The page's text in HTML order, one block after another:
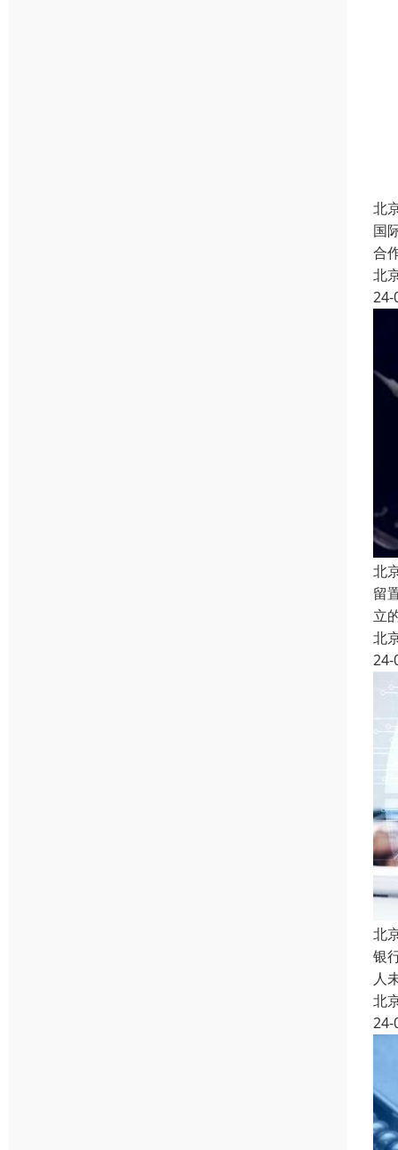
北
国
合
北
24-
北
留
立
北
24-
北
银
人
北
24-